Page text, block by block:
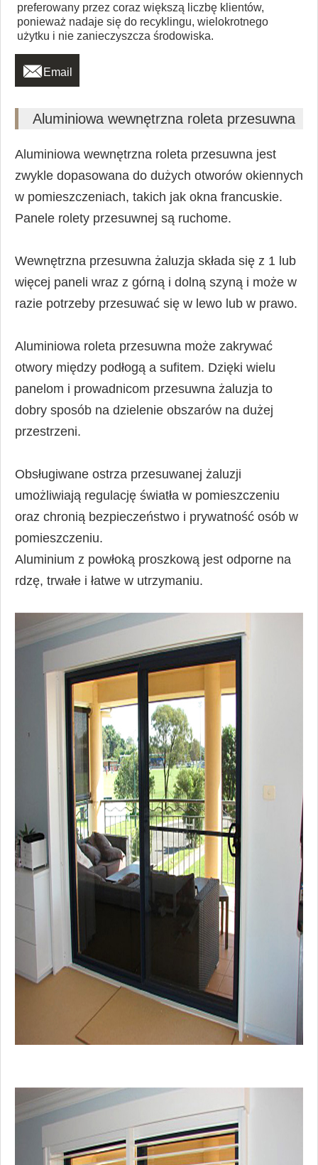
preferowany przez coraz większą liczbę klientów,
ponieważ nadaje się do recyklingu, wielokrotnego
użytku i nie zanieczyszcza środowiska.
 Email
Aluminiowa wewnętrzna roleta przesuwna
Aluminiowa wewnętrzna roleta przesuwna jest
zwykle dopasowana do dużych otworów okiennych
w pomieszczeniach, takich jak okna francuskie.
Panele rolety przesuwnej są ruchome.
Wewnętrzna przesuwna żaluzja składa się z 1 lub
więcej paneli wraz z górną i dolną szyną i może w
razie potrzeby przesuwać się w lewo lub w prawo.
Aluminiowa roleta przesuwna może zakrywać
otwory między podłogą a sufitem. Dzięki wielu
panelom i prowadnicom przesuwna żaluzja to
dobry sposób na dzielenie obszarów na dużej
przestrzeni.
Obsługiwane ostrza przesuwanej żaluzji
umożliwiają regulację światła w pomieszczeniu
oraz chronią bezpieczeństwo i prywatność osób w
pomieszczeniu.
Aluminium z powłoką proszkową jest odporne na
rdzę, trwałe i łatwe w utrzymaniu.